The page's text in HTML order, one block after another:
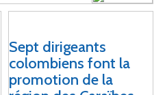
Sept dirigeants
colombiens font la
promotion de la